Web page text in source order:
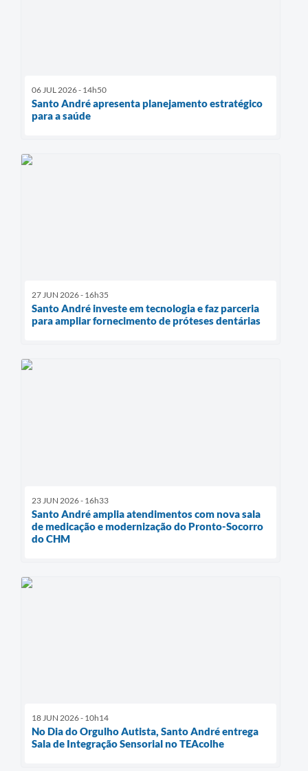
06 JUL 2026 - 14h50
Santo André apresenta planejamento estratégico
para a saúde
27 JUN 2026 - 16h35
Santo André investe em tecnologia e faz parceria
para ampliar fornecimento de próteses dentárias
23 JUN 2026 - 16h33
Santo André amplia atendimentos com nova sala
de medicação e modernização do Pronto-Socorro
do CHM
18 JUN 2026 - 10h14
No Dia do Orgulho Autista, Santo André entrega
Sala de Integração Sensorial no TEAcolhe